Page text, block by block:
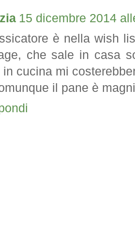
15 dicembre 2014
è nella wish
che sale in casa
in cucina mi
il pane è